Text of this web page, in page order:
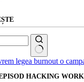
HACKING WORK